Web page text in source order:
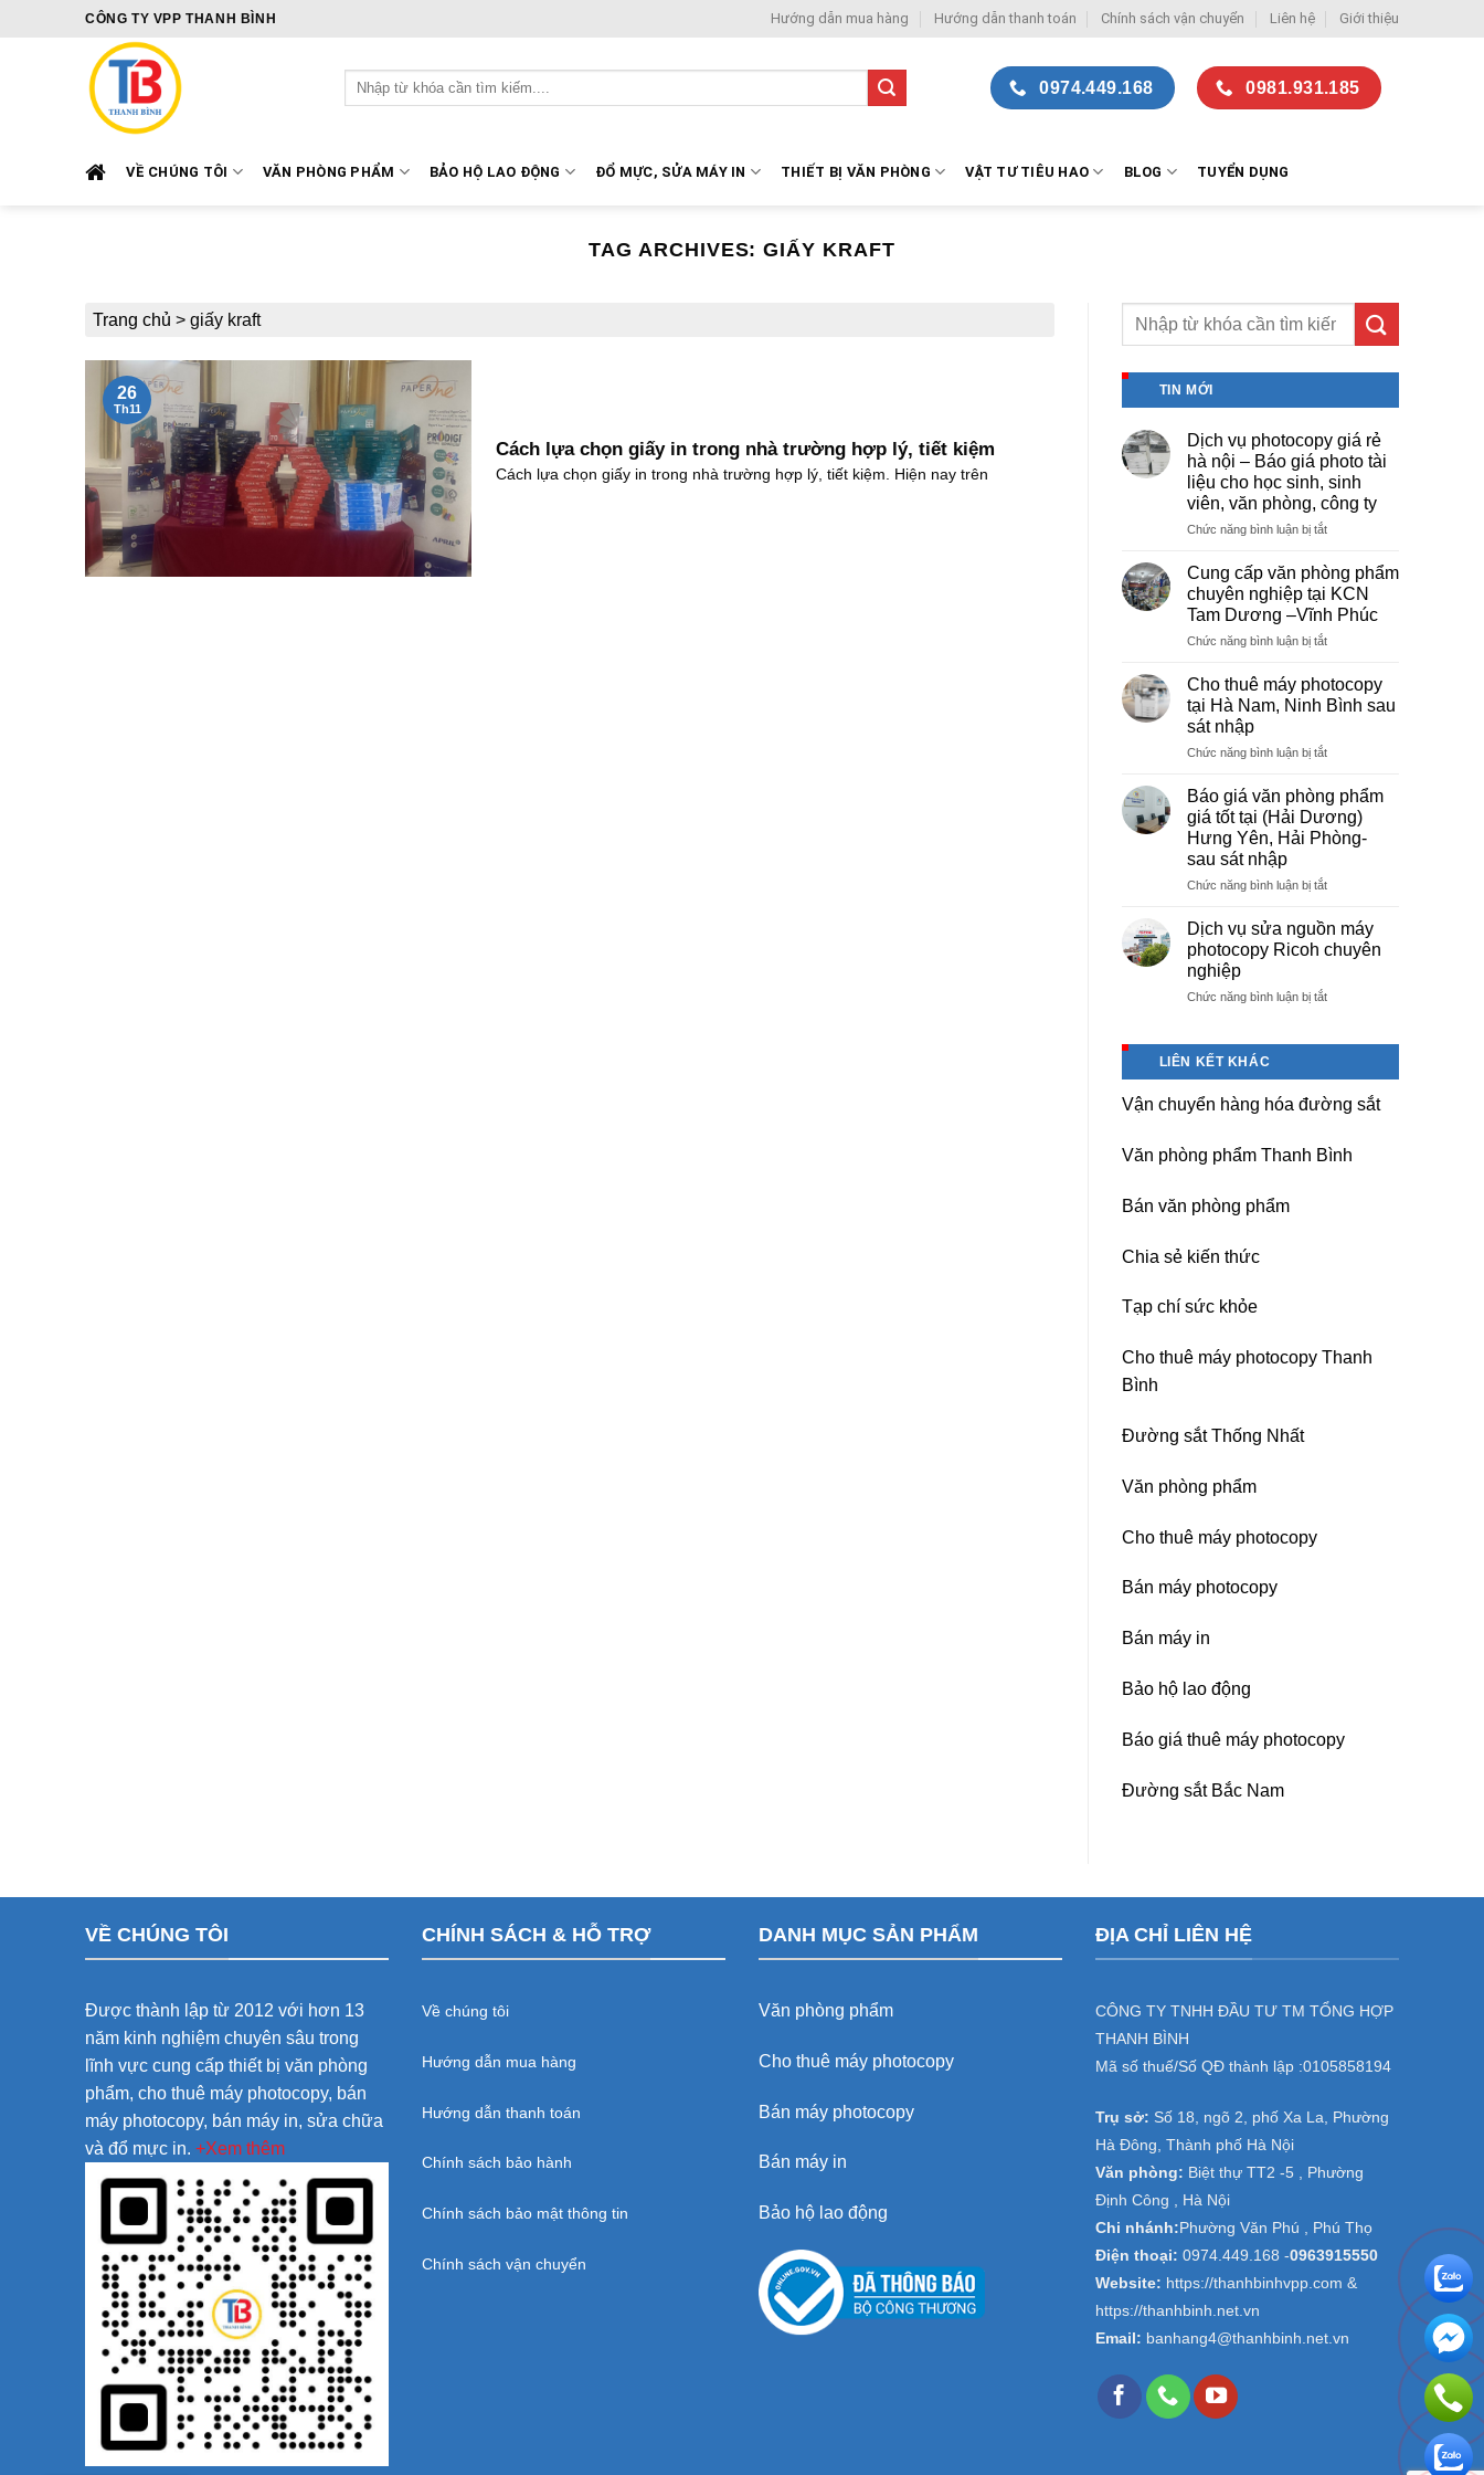
CÔNG TY VPP THANH BÌNH Hướng dẫn mua hàng Hướng dẫn thanh toán Chính sách vận chuyển Liên hệ Giới thiệu
Tìm
kiếm:
0974.449.168 0981.931.185
VỀ CHÚNG TÔI VĂN PHÒNG PHẨM BẢO HỘ LAO ĐỘNG ĐỔ MỰC, SỬA MÁY IN THIẾT BỊ VĂN PHÒNG VẬT TƯ TIÊU HAO BLOG TUYỂN DỤNG
TAG ARCHIVES:GIẤY KRAFT
Trang chủ > giấy kraft
Cách lựa chọn giấy in trong nhà trường hợp lý, tiết kiệm
Cách lựa chọn giấy in trong nhà trường hợp lý, tiết kiệm. Hiện nay trên
26
Th11
TIN MỚI
Dịch vụ photocopy giá rẻ
hà nội – Báo giá photo tài
liệu cho học sinh, sinh
viên, văn phòng, công ty
Chức năng bình luận bị tắtở
vụ
photocopy
giá
rẻ
hà
–
Báo
giá
tài
cho
học
sinh,
sinh
văn
công
ty
Cung cấp văn phòng phẩm
chuyên nghiệp tại KCN
Tam Dương –Vĩnh Phúc
Chức năng bình luận bị tắtở
cấp
văn
phòng
chuyên
tại
KCN
Tam
Dương
Vĩnh
Cho thuê máy photocopy
tại Hà Nam, Ninh Bình sau
sát nhập
Chức năng bình luận bị tắtở
máy
photocopy
tại
Nam,
sau
sát
Báo giá văn phòng phẩm
giá tốt tại (Hải Dương)
Hưng Yên, Hải Phòng-
sau sát nhập
Chức năng bình luận bị tắtở
văn
phòng
giá
Yên,
Phòng-
sau
Dịch vụ sửa nguồn máy
photocopy Ricoh chuyên
nghiệp
Chức năng bình luận bị tắtở
photocopy
chuyên
nghiệp
LIÊN KẾT KHÁC
Vận chuyển hàng hóa đường sắt
Văn phòng phẩm Thanh Bình
Bán văn phòng phẩm
Chia sẻ kiến thức
Tạp chí sức khỏe
Cho thuê máy photocopy Thanh
Bình
Đường sắt Thống Nhất
Văn phòng phẩm
Cho thuê máy photocopy
Bán máy photocopy
Bán máy in
Bảo hộ lao động
Báo giá thuê máy photocopy
Đường sắt Bắc Nam
VỀ CHÚNG TÔI
Được thành lập từ 2012 với hơn 13
năm kinh nghiệm chuyên sâu trong
lĩnh vực cung cấp thiết bị văn phòng
phẩm, cho thuê máy photocopy, bán
máy photocopy, bán máy in, sửa chữa
và đổ mực in. +Xem thêm
CHÍNH SÁCH & HỖ TRỢ
Về chúng tôi
Hướng dẫn mua hàng
Hướng dẫn thanh toán
Chính sách bảo hành
Chính sách bảo mật thông tin
Chính sách vận chuyển
DANH MỤC SẢN PHẨM
Văn phòng phẩm
Cho thuê máy photocopy
Bán máy photocopy
Bán máy in
Bảo hộ lao động
ĐỊA CHỈ LIÊN HỆ
CÔNG TY TNHH ĐẦU TƯ TM TỔNG HỢP
THANH BÌNH
Mã số thuế/Số QĐ thành lập :0105858194
Trụ sở: Số 18, ngõ 2, phố Xa La, Phường
Hà Đông, Thành phố Hà Nội
Văn phòng: Biệt thự TT2 -5 , Phường
Định Công , Hà Nội
Chi nhánh: Phường Văn Phú , Phú Thọ
Điện thoại: 0974.449.168 -0963915550
Website: https://thanhbinhvpp.com &
https://thanhbinh.net.vn
Email: banhang4@thanhbinh.net.vn